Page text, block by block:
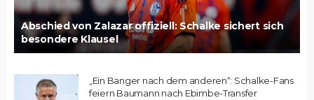
Abschied von Zalazar offiziell: Schalke sichert sich
besondere Klausel
„Ein Banger nach dem anderen“: Schalke-Fans
feiern Baumann nach Ebimbe-Transfer